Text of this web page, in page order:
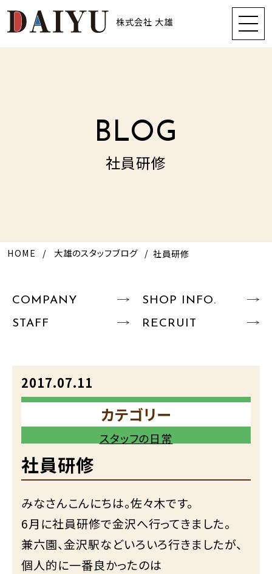
株式会社 大雄
BLOG
社員研修
HOME 大雄のスタッフブログ 社員研修
COMPANY
SHOP INFO.
STAFF
RECRUIT
2017.07.11
カテゴリー
スタッフの日常
社員研修
みなさんこんにちは。佐々木です。
6月に社員研修で金沢へ行ってきました。
兼六園、金沢駅などいろいろ行きましたが、
個人的に一番良かったのは